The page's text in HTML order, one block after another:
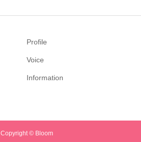
Profile
Voice
Information
Copyright © Bloom